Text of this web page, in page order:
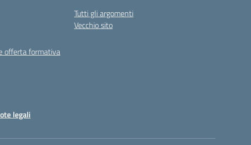
offerta formativa
Tutti gli argomenti
Vecchio sito
legali